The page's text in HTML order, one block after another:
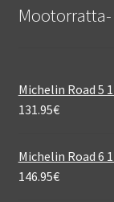
Michelin Road 5
131.95€
Michelin Road 6
146.95€